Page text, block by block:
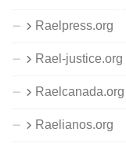
Raelpress.org
Rael-
Raelianos.org